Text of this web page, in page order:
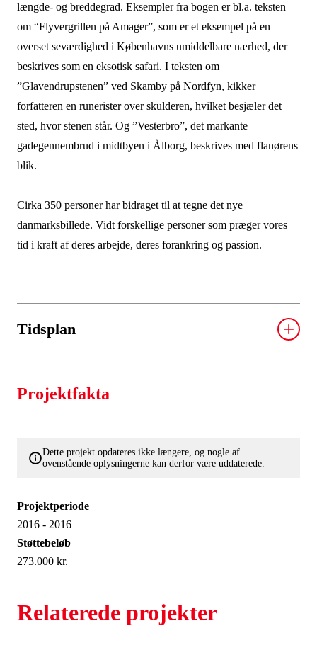
længde- og breddegrad. Eksempler fra bogen er bl.a. teksten
om “Flyvergrillen på Amager”, som er et eksempel på en
overset seværdighed i Københavns umiddelbare nærhed, der
beskrives som en eksotisk safari. I teksten om
”Glavendrupstenen” ved Skamby på Nordfyn, kikker
forfatteren en runerister over skulderen, hvilket besjæler det
sted, hvor stenen står. Og ”Vesterbro”, det markante
gadegennembrud i midtbyen i Ålborg, beskrives med flanørens
blik.
Cirka 350 personer har bidraget til at tegne det nye
danmarksbillede. Vidt forskellige personer som præger vores
tid i kraft af deres arbejde, deres forankring og passion.
Tidsplan
2016
- Layout og design.
- Indeksering og færdiggørelse.
4.fase TRYKNING (oktober – december)
Projektfakta
Dette projekt opdateres ikke længere, og nogle af
ovenstående oplysningerne kan derfor være uddaterede.
Projektperiode
2016 - 2016
Støttebeløb
273.000 kr.
Relaterede projekter